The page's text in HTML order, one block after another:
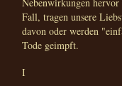
Fall, tragen unsere
davon oder werden
Tode geimpft.
I